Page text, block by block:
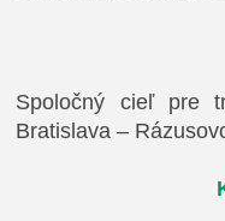
Spoločný cieľ pre
Bratislava –